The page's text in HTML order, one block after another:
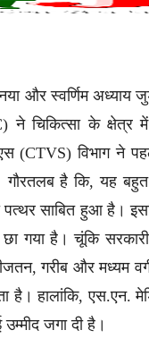
और स्वर्णिम अध्याय
ने चिकित्सा के
(CTVS) विभाग ने
गौरतलब है कि, यह
पत्थर साबित हुआ है।
गया है। चूंकि
गरीब और मध्यम
है। हालांकि, एस.एन.
जगा दी है।